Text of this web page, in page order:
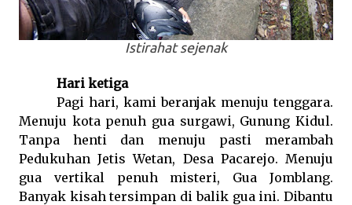
Istirahat sejenak
Hari ketiga
Pagi hari, kami beranjak menuju tenggara.
Menuju kota penuh gua surgawi, Gunung Kidul.
Tanpa henti dan menuju pasti merambah
Pedukuhan Jetis Wetan, Desa Pacarejo. Menuju
gua vertikal penuh misteri, Gua Jomblang.
Banyak kisah tersimpan di balik gua ini. Dibantu